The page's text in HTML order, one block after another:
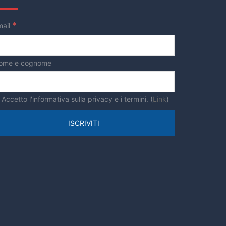
*
e cognome
Accetto l'informativa sulla privacy e i termini. (Link)